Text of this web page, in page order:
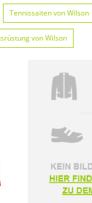
Tennissaiten von Wilson
von Wilson
von Wilson